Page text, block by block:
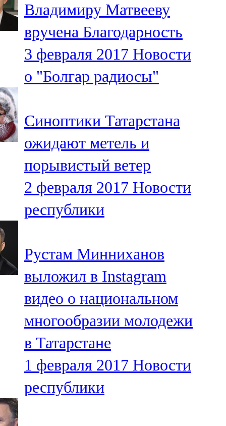
107,3 FM
Мөслим
100,0 FM
Нурлат
Олы Әтнә
71,42 FM
Сарман
107,8 FM
Теләче
Түбән Кама
102,6 FM
Чирмешән
107,7 FM
Чистай
103,0 FM
Чүпрәле
Владимиру Матвееву
вручена Благодарность
3 февраля 2017 Новости
о "Болгар радиосы"
Синоптики Татарстана
ожидают метель и
порывистый ветер
2 февраля 2017 Новости
республики
Рустам Минниханов
выложил в Instagram
видео о национальном
многообразии молодежи
в Татарстане
1 февраля 2017 Новости
республики